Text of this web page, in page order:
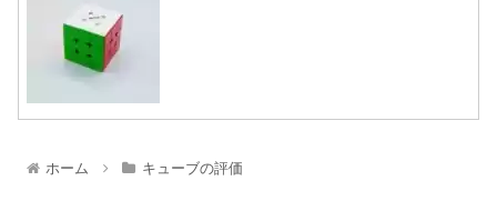
ホーム キューブの評価